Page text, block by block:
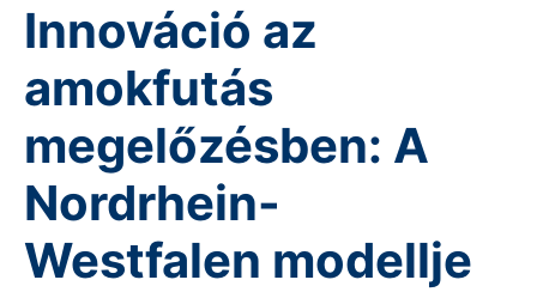
Innováció az
amokfutás
megelőzésben: A
Nordrhein-
Westfalen modellje